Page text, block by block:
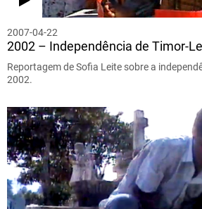
2007-04-22
2002 – Independência de Timor-
Reportagem de Sofia Leite sobre a
2002.